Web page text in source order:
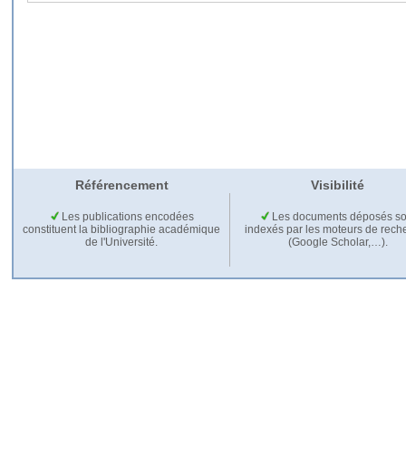
Référencement Visibilité
Les publications encodées
constituent la bibliographie académique
de l'Université.
Les documents déposés
indexés par les moteurs de
(Google Scholar,…).